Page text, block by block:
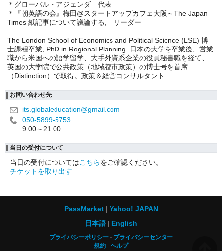
＊グローバル・アジェンダ 代表
＊『朝英語の会』梅田@スタートアップカフェ大阪～The Japan
Times 紙記事について議論する, リーダー
The London School of Economics and Political Science (LSE) 博
士課程卒業, PhD in Regional Planning. 日本の大学を卒業後、営業
職から米国への語学留学、大手外資系企業の役員秘書職を経て、
英国の大学院で公共政策（地域都市政策）の博士号を首席
（Distinction）で取得。政策＆経営コンサルタント
お問い合わせ先
its.globaleducation@gmail.com
050-5899-5753
9:00～21:00
当日の受付について
当日の受付についてはこちらをご確認ください。
チケットを取り出す
PassMarket
Yahoo! JAPAN
日本語
English
プライバシーポリシー
プライバシーセンター
規約
ヘルプ